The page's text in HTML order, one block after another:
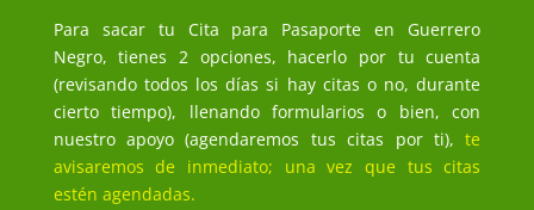
Para sacar tu Cita para Pasaporte en Guerrero
Negro, tienes 2 opciones, hacerlo por tu cuenta
(revisando todos los días si hay citas o no, durante
cierto tiempo), llenando formularios o bien, con
nuestro apoyo (agendaremos tus citas por ti),te
avisaremos de inmediato; una vez que tus citas
estén agendadas.